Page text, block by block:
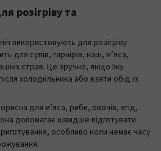
розігріву та
використовують для розігріву
для супів, гарнірів, каш, м’яса,
страв. Це зручно, якщо їжу
холодильника або взяти обід із
для м’яса, риби, овочів, ягід,
допомагає швидше підготувати
особливо коли немає часу